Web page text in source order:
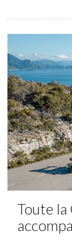
Toute la